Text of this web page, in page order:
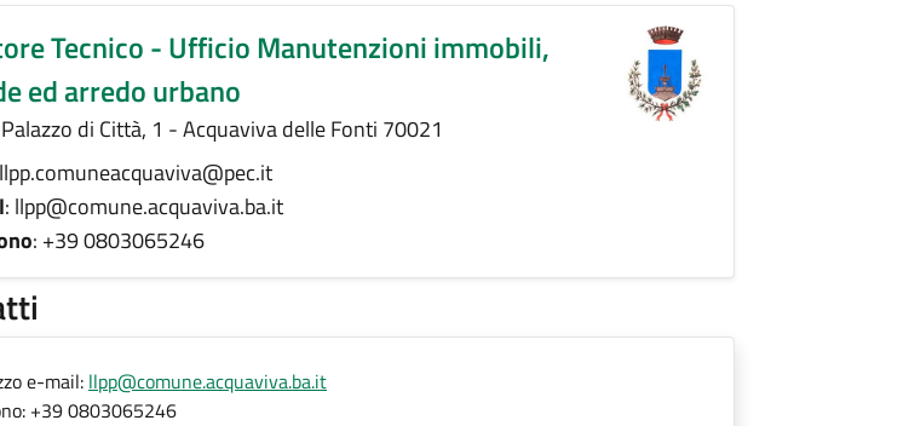
Tecnico - Ufficio Manutenzioni immobili,
ed arredo urbano
di Città, 1 - Acquaviva delle Fonti 70021
: llpp@comune.acquaviva.ba.it
: +39 0803065246
e-mail: llpp@comune.acquaviva.ba.it
+39 0803065246